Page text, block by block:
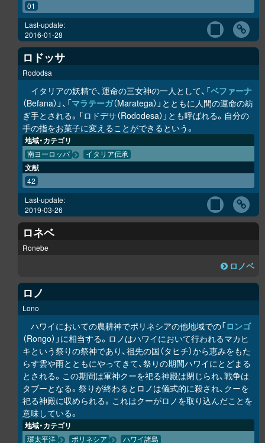
01
Last-update:
2016-01-28
ロドッサ
Rododsa
イタリアの妖精で、運命の三女神の一人として、「ベファーナ
（Befana）」、「マラテーガ（Maratega）」とともに人間の運命の紡
ぎ手とされる。「ロドデサ（Rododesa）」とも呼ばれる。自分の
手の指をお菓子に変えることができるという。
地域・カテゴリ
南ヨーロッパ イタリア伝承
文献
42
Last-update:
2019-03-26
ロネベ
Ronebe
ロノベ
ロノ
Lono
ハワイにおいての農耕神でポリネシアの他地域での「ロンゴ
（Rongo）」に相当する。ロノはハワイにおいて行われるマカヒ
キという祭りの祭神であり、祖先の国（タヒチ）から恵みをもた
らす雲や雨とともにやってきて、祭りの期間ハワイにとどまる
とされる。この期間は軍神クーを祀る神殿は閉じられ、戦争は
タブーとなる。祭りが終わるとロノは儀式的に殺され、クーを
祀る神殿に収められる。これはクーがロノを取り込んだことを
意味している。
地域・カテゴリ
環太平洋 ポリネシア ハワイ諸島